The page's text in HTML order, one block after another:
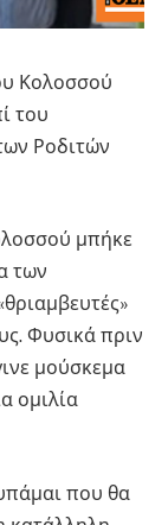
Κολοσσού
του
Ροδιτών
μπήκε
των
Φυσικά πριν
μούσκεμα
ομιλία
που θα